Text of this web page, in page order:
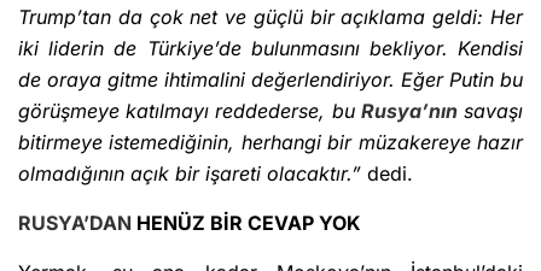
Trump’tan da çok net ve güçlü bir açıklama geldi: Her
iki liderin de Türkiye’de bulunmasını bekliyor. Kendisi
de oraya gitme ihtimalini değerlendiriyor. Eğer Putin bu
görüşmeye katılmayı reddederse, bu Rusya’nınsavaşı
bitirmeye istemediğinin, herhangi bir müzakereye hazır
olmadığının açık bir işareti olacaktır.” dedi.
RUSYA’DAN HENÜZ BİR CEVAP YOK